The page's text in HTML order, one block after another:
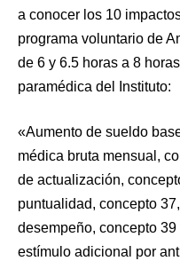
a conocer los 10
programa voluntario de
de 6 y 6.5 horas a 8
paramédica del Instituto:
«Aumento de sueldo
médica bruta mensual,
de actualización,
puntualidad, concepto
desempeño, concepto
estímulo adicional por